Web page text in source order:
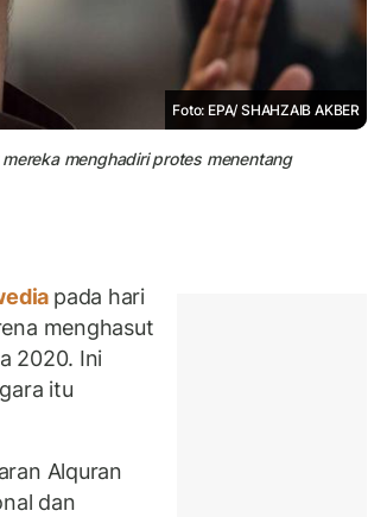
Foto: EPA/ SHAHZAIB AKBER
menghadiri protes menentang
pada hari
menghasut
2020. Ini
itu
Alquran
dan